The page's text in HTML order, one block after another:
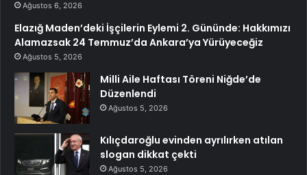
Ağustos 6, 2026
Elazığ Maden’deki İşçilerin Eylemi 2. Gününde: Hakkımızı
Alamazsak 24 Temmuz’da Ankara’ya Yürüyeceğiz
Ağustos 5, 2026
Milli Aile Haftası Töreni Niğde’de
Düzenlendi
Ağustos 5, 2026
Kılıçdaroğlu evinden ayrılırken atılan
slogan dikkat çekti
Ağustos 5, 2026